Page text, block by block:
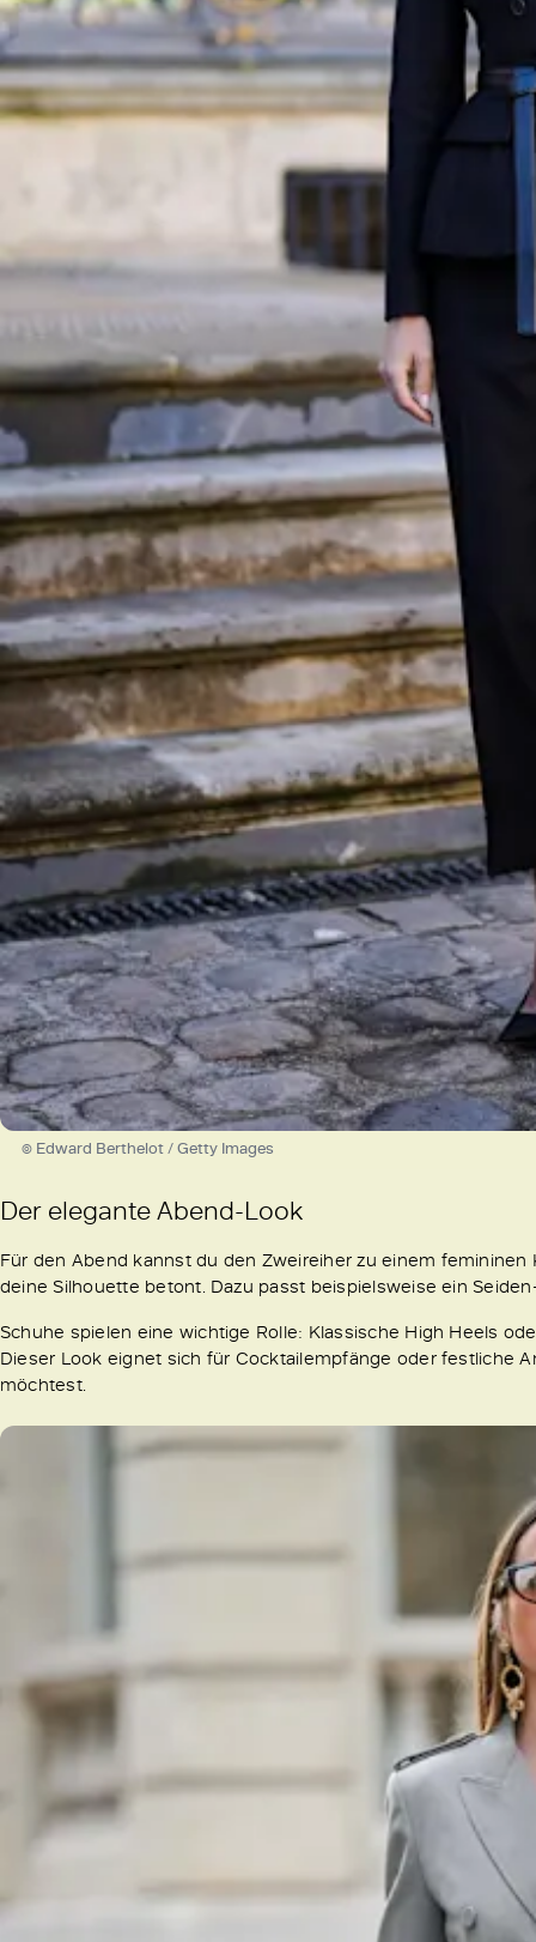
© Edward Berthelot / Getty Images
Der elegante Abend-Look
Für den Abend kannst du den Zweireiher zu einem
deine Silhouette betont. Dazu passt beispielsweise ein
Schuhe spielen eine wichtige Rolle: Klassische High Heels
Dieser Look eignet sich für Cocktailempfänge oder festliche
möchtest.